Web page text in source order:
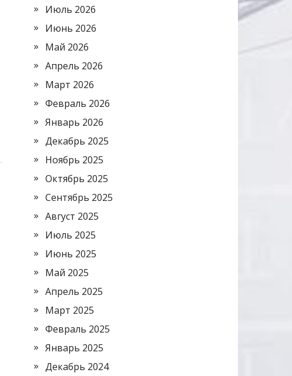
Июль 2026
Июнь 2026
Май 2026
Апрель 2026
Март 2026
Февраль 2026
Январь 2026
Декабрь 2025
Ноябрь 2025
Октябрь 2025
Сентябрь 2025
Август 2025
Июль 2025
Июнь 2025
Май 2025
Апрель 2025
Март 2025
Февраль 2025
Январь 2025
Декабрь 2024